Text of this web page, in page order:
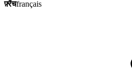
फ़्रेंचfrançais